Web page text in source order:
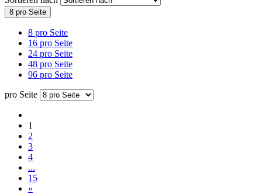
8 pro Seite
8 pro Seite
16 pro Seite
24 pro Seite
48 pro Seite
96 pro Seite
pro Seite
1
2
3
4
...
15
»